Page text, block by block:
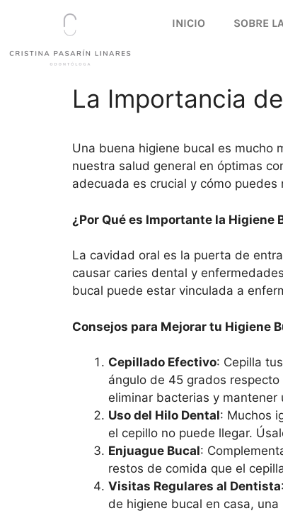
INICIO SOBRE
La Importancia
Una buena higiene bucal es mucho
nuestra salud general en óptimas
adecuada es crucial y cómo
¿Por Qué es Importante la Higiene
La cavidad oral es la puerta de
causar caries dental y
bucal puede estar vinculada a
Consejos para Mejorar tu Higiene
Cepillado Efectivo: Cepilla
ángulo de 45 grados
eliminar bacterias y mantener
Uso del Hilo Dental: Muchos
el cepillo no puede llegar.
Enjuague Bucal:
restos de comida que el
Visitas Regulares al Dentista
de higiene bucal en casa,